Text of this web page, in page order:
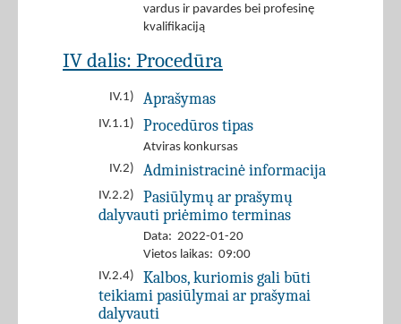
vardus ir pavardes bei profesinę
kvalifikaciją
IV dalis: Procedūra
IV.1) Aprašymas
IV.1.1) Procedūros tipas
Atviras konkursas
IV.2)
Administracinė informacija
IV.2.2)
Pasiūlymų ar prašymų
dalyvauti priėmimo terminas
Data: 2022-01-20
Vietos laikas: 09:00
IV.2.4)
Kalbos, kuriomis gali būti
teikiami pasiūlymai ar prašymai
dalyvauti